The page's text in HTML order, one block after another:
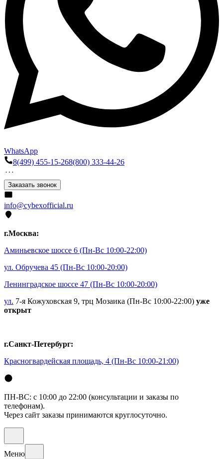
WhatsApp
8(499) 455-15-268(800) 333-44-26
Заказать звонок
info@cybexofficial.ru
г.Москва:
Аминьевское шоссе 6 (Пн-Вс 10:00-22:00)
ул. Обручева 45 (Пн-Вс 10:00-20:00)
Ленинградское шоссе 47 (Пн-Вс 10:00-20:00)
ул. 7-я Кожуховская 9, трц Мозаика (Пн-Вс 10:00-22:00) уже
открыт
г.Санкт-Петербург:
Красногвардейская площадь, 4 (Пн-Вс 10:00-21:00)
ПН-ВС: с 10:00 до 22:00 (консультации и заказы по
телефонам).
Через сайт заказы принимаются круглосуточно.
Меню